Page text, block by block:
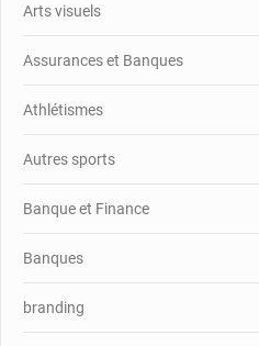
Arts visuels
Assurances et Banques
Athlétismes
Autres sports
Banque et Finance
Banques
branding